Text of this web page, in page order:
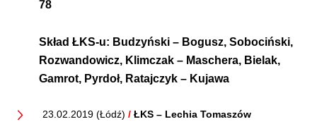
78
Skład ŁKS-u: Budzyński – Bogusz, Sobociński,
Rozwandowicz, Klimczak – Maschera, Bielak,
Gamrot, Pyrdoł, Ratajczyk – Kujawa
23.02.2019 (Łódź) / ŁKS – Lechia Tomaszów